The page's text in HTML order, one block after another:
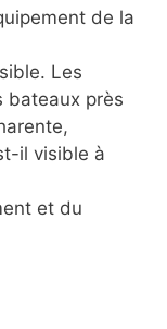
de la
Les
bateaux près
il visible à
et du